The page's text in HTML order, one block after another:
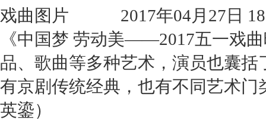
戏曲图片 2017年04月27日
《中国梦 劳动美——2017五一戏
品、歌曲等多种艺术，演员也囊
有京剧传统经典，也有不同艺术
英鎏）